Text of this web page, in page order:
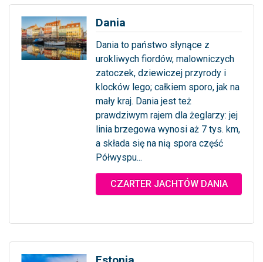
Dania
Dania to państwo słynące z
urokliwych fiordów, malowniczych
zatoczek, dziewiczej przyrody i
klocków lego; całkiem sporo, jak na
mały kraj. Dania jest też
prawdziwym rajem dla żeglarzy: jej
linia brzegowa wynosi aż 7 tys. km,
a składa się na nią spora część
Półwyspu...
... więcej
CZARTER JACHTÓW DANIA